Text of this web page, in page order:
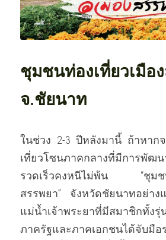
OUR SOCIAL CONTRIBUTION
ชุมชนท่องเที่ยวเมือ
จ.ชัยนาท
ในช่วง 2-3 ปีหลังมานี้ ถ้าหาก
เที่ยวโซนภาคกลางที่มีการพัฒ
รวดเร็วคงหนีไม่พ้น “ชุมชน
สรรพยา” จังหวัดชัยนาทอย่า
แม่น้ำเจ้าพระยาที่มีสมาชิกทั้ง
ภาครัฐและภาคเอกชนได้จับมือ